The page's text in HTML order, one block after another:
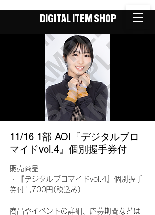
DIGITAL ITEM SHOP
11/16 1部 AOI『デジタルブロ
マイドvol.4』個別握手券付
販売商品
・『デジタルブロマイドvol.4』個別握手
券付1,700円(税込み)
商品やイベントの詳細、応募期間などは